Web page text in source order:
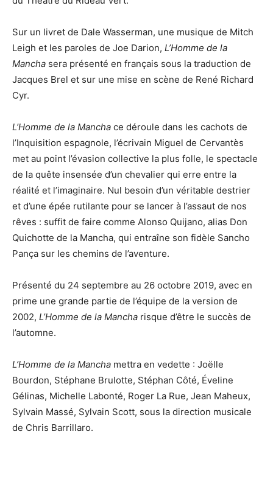
Sur un livret de Dale Wasserman, une musique de Mitch
Leigh et les paroles de Joe Darion, L’Homme de la
Mancha sera présenté en français sous la traduction de
Jacques Brel et sur une mise en scène de René Richard
Cyr.
L’Homme de la Mancha ce déroule dans les cachots de
l’Inquisition espagnole, l’écrivain Miguel de Cervantès
met au point l’évasion collective la plus folle, le spectacle
de la quête insensée d’un chevalier qui erre entre la
réalité et l’imaginaire. Nul besoin d’un véritable destrier
et d’une épée rutilante pour se lancer à l’assaut de nos
rêves : suffit de faire comme Alonso Quijano, alias Don
Quichotte de la Mancha, qui entraîne son fidèle Sancho
Pança sur les chemins de l’aventure.
Présenté du 24 septembre au 26 octobre 2019, avec en
prime une grande partie de l’équipe de la version de
2002, L’Homme de la Mancha risque d’être le succès de
l’automne.
L’Homme de la Mancha mettra en vedette : Joëlle
Bourdon, Stéphane Brulotte, Stéphan Côté, Éveline
Gélinas, Michelle Labonté, Roger La Rue, Jean Maheux,
Sylvain Massé, Sylvain Scott, sous la direction musicale
de Chris Barrillaro.